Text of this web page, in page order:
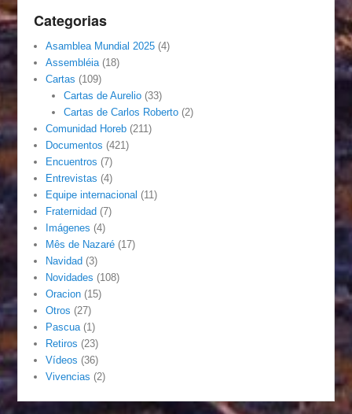
Categorias
Asamblea Mundial 2025 (4)
Assembléia (18)
Cartas (109)
Cartas de Aurelio(33)
Cartas de Carlos Roberto(2)
Comunidad Horeb (211)
Documentos (421)
Encuentros (7)
Entrevistas (4)
Equipe internacional (11)
Fraternidad (7)
Imágenes (4)
Mês de Nazaré (17)
Navidad (3)
Novidades (108)
Oracion (15)
Otros (27)
Pascua (1)
Retiros (23)
Vídeos (36)
Vivencias (2)